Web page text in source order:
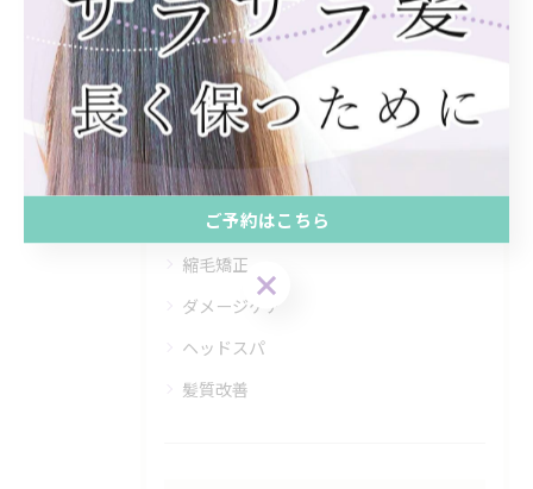
カテゴリー CATEGORIES
全てのカテゴリー
カラー
ストレート
トリートメント
縮毛矯正
ダメージケア
ヘッドスパ
髪質改善
ご予約はこちら